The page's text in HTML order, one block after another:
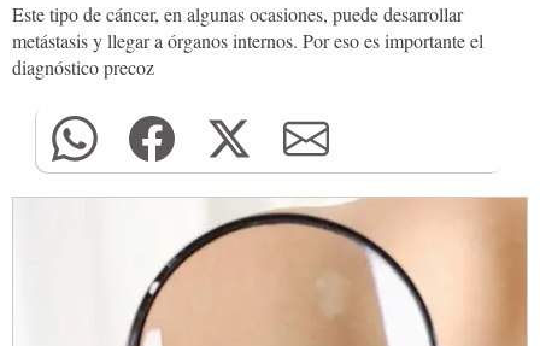
Este tipo de cáncer, en algunas ocasiones, puede desarrollar
metástasis y llegar a órganos internos. Por eso es importante el
diagnóstico precoz